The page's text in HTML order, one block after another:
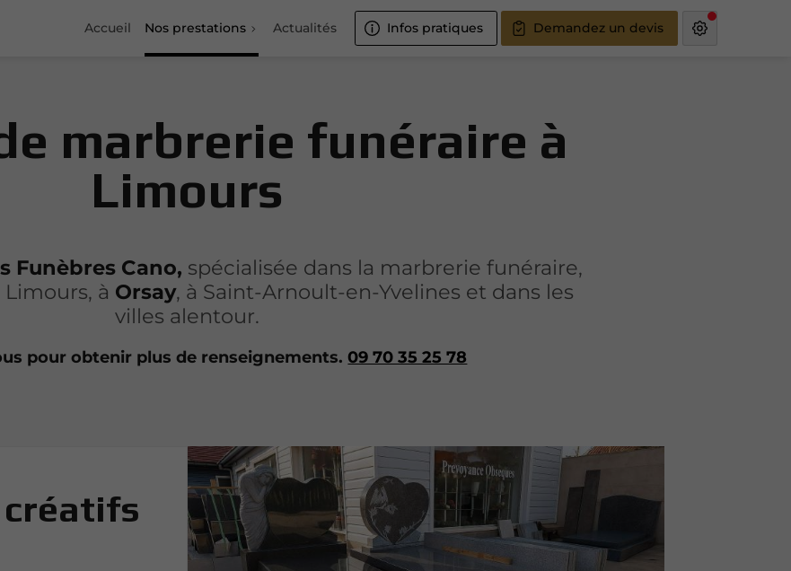
Accueil Nos prestations Actualités Infos pratiques Demandez un devis
marbrerie funéraire à
Limours
Funèbres Cano, spécialisée dans la marbrerie funéraire,
à Orsay, à Saint-Arnoult-en-Yvelines et dans les
villes alentour.
pour obtenir plus de renseignements.09 70 35 25 78